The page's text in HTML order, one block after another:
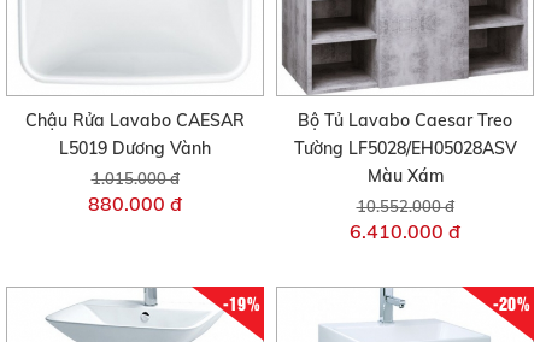
Chậu Rửa Lavabo CAESAR
L5019 Dương Vành
1.015.000 đ
880.000 đ
Bộ Tủ Lavabo Caesar Treo
Tường LF5028/EH05028ASV
Màu Xám
10.552.000 đ
6.410.000 đ
-19% -20%